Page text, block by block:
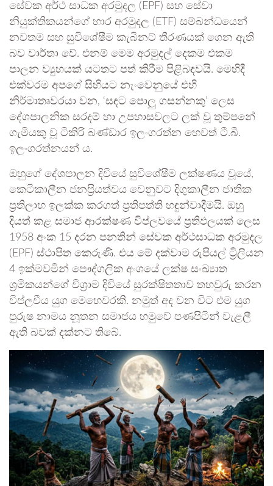
සේවක අර්ථ සාධක අරමුදල (EPF) සහ සේවා
නියුක්තිකයන්ගේ භාර අරමුදල (ETF) සම්බන්ධයෙන්
නවතම සහ සුවිශේෂීම කැබිනට් තීරණයක් ගෙන ඇති
බව වාර්තා වේ. එනම් මෙම අරමුදල් දෙකම එකම
පාලන ව්‍යුහයක් යටතට පත් කිරීම පිළිබඳවයි. මෙහිදී
එක්වරම අපගේ සිහියට නැංවෙනුයේ එහි
නිර්මාතෘවරයා වන, ‘සඳට පොලු ගසන්නකු’ ලෙස
දේශපාලනික සරදම් හා උපහාසවලට ලක් වූ තුම්පනේ
ගැමියකු වූ ටිකිරි බණ්ඩාර ඉලංගරත්න හෙවත් ටී.බී.
ඉලංගරත්නයන් ය.
ඔහුගේ දේශපාලන දිවියේ සුවිශේෂීම ලක්ෂණය වූයේ,
කෙටිකාලීන ජනප්‍රියත්වය වෙනුවට දිගුකාලීන ජාතික
ප්‍රතිලාභ ඉලක්ක කරගත් ප්‍රතිපත්ති හඳුන්වාදීමයි. ඔහු
දියත් කළ සමාජ ආරක්ෂණ විප්ලවයේ ප්‍රතිඵලයක් ලෙස
1958 අංක 15 දරන පනතින් සේවක අර්ථසාධක අරමුදල
(EPF) ස්ථාපිත කෙරුණි. එය මේ දක්වාම රුපියල් ට්‍රිලියන
4 ඉක්මවමින් පෞද්ගලික අංශයේ ලක්ෂ සංඛ්‍යාත
ශ්‍රමිකයන්ගේ විශ්‍රාම දිවියේ සුරක්ෂිතතාව තහවුරු කරන
විප්ලවීය යුග මෙහෙවරකි. නමුත් අද වන විට එම යුග
පුරුෂ නාමය නූතන සමාජය හමුවේ පණපිටින් වැළලී
ඇති බවක් දක්නට තිබේ.